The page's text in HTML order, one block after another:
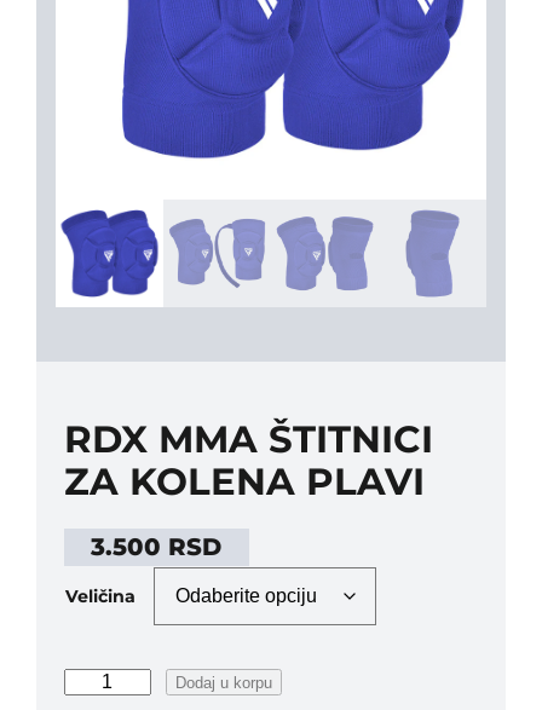
RDX MMA ŠTITNICI
ZA KOLENA PLAVI
3.500 RSD
Veličina
Dodaj u korpu